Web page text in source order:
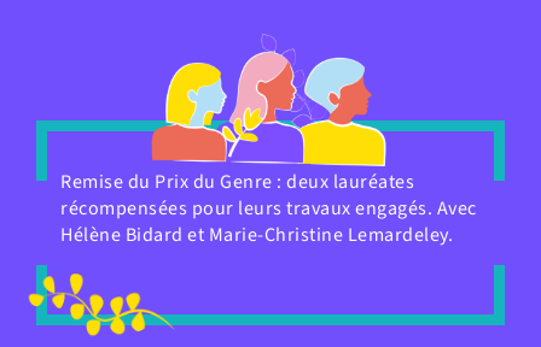
Remise du Prix du Genre : deux lauréates
récompensées pour leurs travaux engagés. Avec
Hélène Bidard et Marie-Christine Lemardeley.